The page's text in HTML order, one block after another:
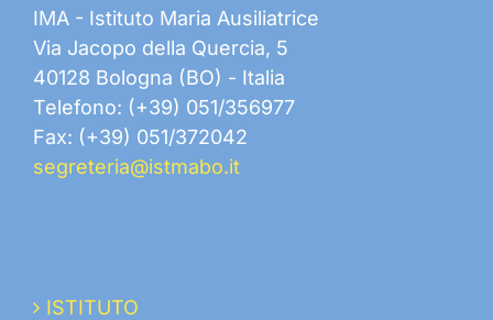
IMA - Istituto Maria Ausiliatrice
Via Jacopo della Quercia, 5
40128 Bologna (BO) - Italia
Telefono: (+39) 051/356977
Fax: (+39) 051/372042
segreteria@istmabo.it
ISTITUTO